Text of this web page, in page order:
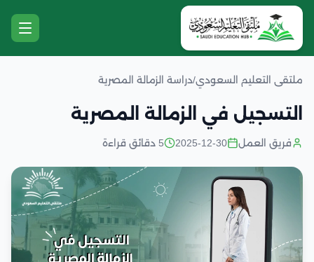
ملتقى التعليم السعودي/دراسة الزمالة المصرية
التسجيل في الزمالة المصرية
فريق العمل 2025-12-30 5 دقائق قراءة